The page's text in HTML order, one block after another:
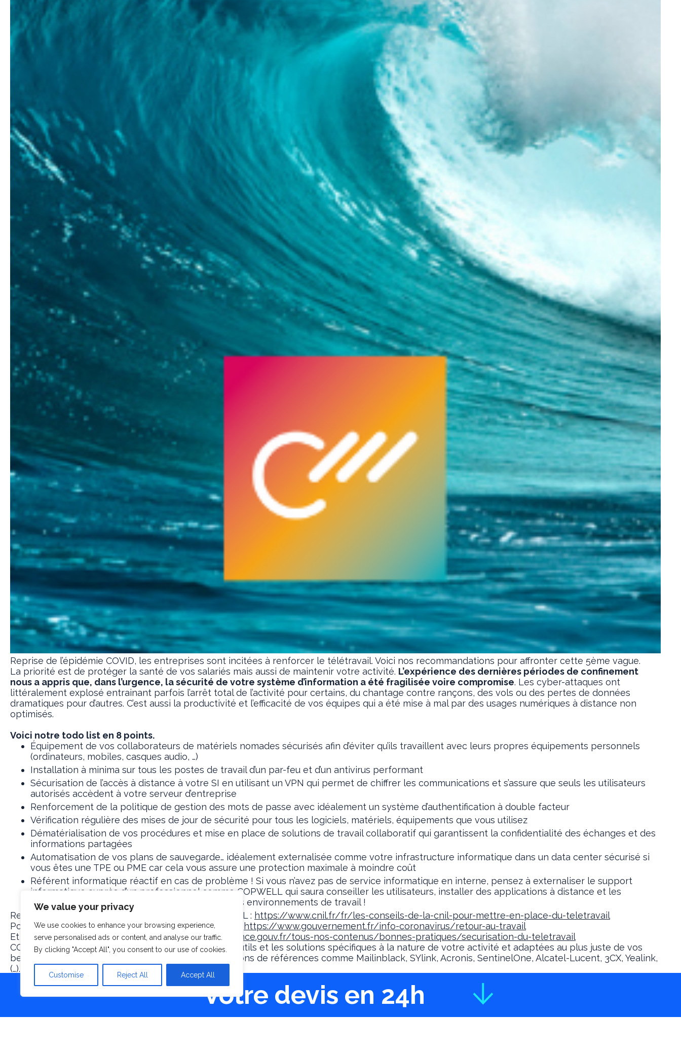
We value your privacy
We use cookies to enhance your browsing experience,
serve personalised ads or content, and analyse our traffic.
By clicking "Accept All", you consent to our use of cookies.
Customise Reject All Accept All
Reprise de l’épidémie COVID, les entreprises sont incitées à renforcer le télétravail. Voici nos recommandations pour affronter cette 5ème vague.
La priorité est de protéger la santé de vos salariés mais aussi de maintenir votre activité. L’expérience des dernières périodes de confinement
nous a appris que, dans l’urgence, la sécurité de votre système d’information a été fragilisée voire compromise. Les cyber-attaques ont
littéralement explosé entrainant parfois l’arrêt total de l’activité pour certains, du chantage contre rançons, des vols ou des pertes de données
dramatiques pour d’autres. C’est aussi la productivité et l’efficacité de vos équipes qui a été mise à mal par des usages numériques à distance non
optimisés.
Voici notre todo list en 8 points.
Équipement de vos collaborateurs de matériels nomades sécurisés afin d’éviter qu’ils travaillent avec leurs propres équipements personnels
(ordinateurs, mobiles, casques audio, …)
Installation à minima sur tous les postes de travail d’un par-feu et d’un antivirus performant
Sécurisation de l’accès à distance à votre SI en utilisant un VPN qui permet de chiffrer les communications et s’assure que seuls les utilisateurs
autorisés accèdent à votre serveur d’entreprise
Renforcement de la politique de gestion des mots de passe avec idéalement un système d’authentification à double facteur
Vérification régulière des mises de jour de sécurité pour tous les logiciels, matériels, équipements que vous utilisez
Dématérialisation de vos procédures et mise en place de solutions de travail collaboratif qui garantissent la confidentialité des échanges et des
informations partagées
Automatisation de vos plans de sauvegarde… idéalement externalisée comme votre infrastructure informatique dans un data center sécurisé si
vous êtes une TPE ou PME car cela vous assure une protection maximale à moindre coût
Référent informatique réactif en cas de problème ! Si vous n’avez pas de service informatique en interne, pensez à externaliser le support
informatique auprès d’un professionnel comme COPWELL qui saura conseiller les utilisateurs, installer des applications à distance et les
dépanner en prenant la main à distance sur leurs environnements de travail !
Retrouvez également les recommandations de la CNIL : https://www.cnil.fr/fr/les-conseils-de-la-cnil-pour-mettre-en-place-du-teletravail
Pour suivre les mesures prises par le gouvernement :
https://www.gouvernement.fr/info-coronavirus/retour-au-travail
Et en cybermalveillancehttps://www.cybermalveillance.gouv.fr/tous-nos-contenus/bonnes-pratiques/securisation-du-teletravail
COPWELL vous recommande les équipements, les outils et les solutions spécifiques à la nature de votre activité et adaptées au plus juste de vos
besoins. Nous travaillons notamment avec des solutions de références comme Mailinblack, SYlink, Acronis, SentinelOne, Alcatel-Lucent, 3CX, Yealink,
(…).
À lire également
Votre devis en 24h